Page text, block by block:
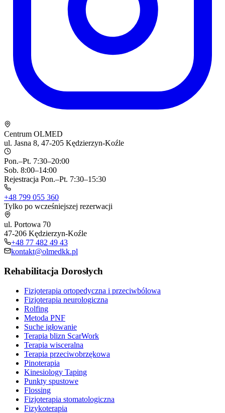
Centrum OLMED
ul. Jasna 8, 47-205 Kędzierzyn-Koźle
Pon.–Pt. 7:30–20:00
Sob. 8:00–14:00
Rejestracja Pon.–Pt. 7:30–15:30
+48 799 055 360
Tylko po wcześniejszej rezerwacji
ul. Portowa 70
47-206 Kędzierzyn-Koźle
+48 77 482 49 43
kontakt@olmedkk.pl
Rehabilitacja Dorosłych
Fizjoterapia ortopedyczna i przeciwbólowa
Fizjoterapia neurologiczna
Rolfing
Metoda PNF
Suche igłowanie
Terapia blizn ScarWork
Terapia wisceralna
Terapia przeciwobrzękowa
Pinoterapia
Kinesiology Taping
Punkty spustowe
Flossing
Fizjoterapia stomatologiczna
Fizykoterapia